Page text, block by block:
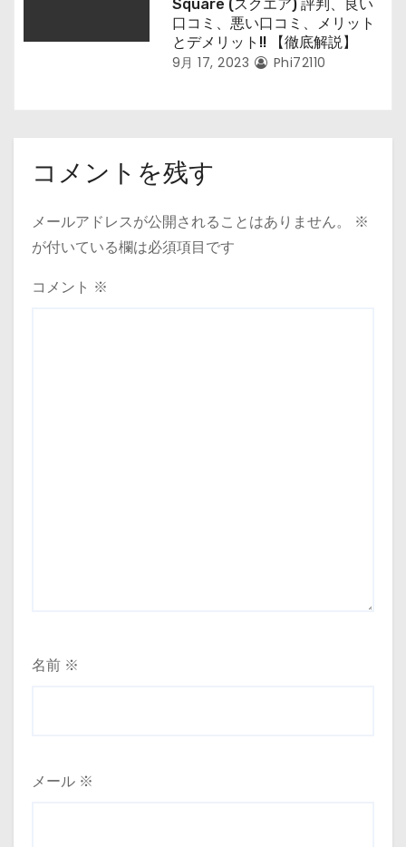
Square (スクエア) 評判、良い
口コミ、悪い口コミ、メリット
とデメリット!! 【徹底解説】
9月 17, 2023 Phi72110
コメントを残す
メールアドレスが公開されることはありません。
※
が付いている欄は必須項目です
コメント ※
名前 ※
メール ※